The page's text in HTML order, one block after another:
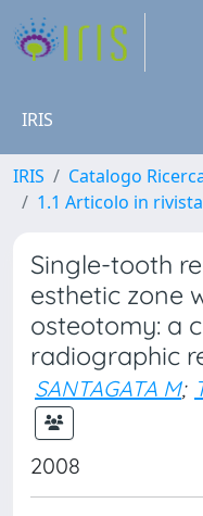
IRIS
IRIS Catalogo
1.1 Articolo in rivista
Single-tooth
esthetic zone
osteotomy: a
radiographic
SANTAGATA M;
2008